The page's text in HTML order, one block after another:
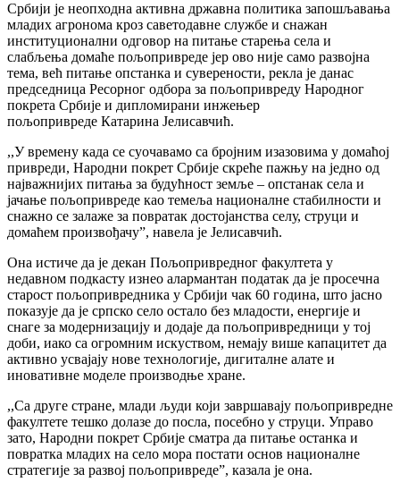
Србији је неопходна активна државна политика запошљавања
младих агронома кроз саветодавне службе и снажан
институционални одговор на питање старења села и
слабљења домаће пољопривреде јер ово није само развојна
тема, већ питање опстанка и суверености, рекла је данас
председница Ресорног одбора за пољопривреду Народног
покрета Србије и дипломирани инжењер
пољопривреде Катарина Јелисавчић.
,,У времену када се суочавамо са бројним изазовима у домаћој
привреди, Народни покрет Србије скреће пажњу на једно од
најважнијих питања за будућност земље – опстанак села и
јачање пољопривреде као темеља националне стабилности и
снажно се залаже за повратак достојанства селу, струци и
домаћем произвођачу”, навела је Јелисавчић.
Она истиче да је декан Пољопривредног факултета у
недавном подкасту изнео алармантан податак да је просечна
старост пољопривредника у Србији чак 60 година, што јасно
показује да је српско село остало без младости, енергије и
снаге за модернизацију и додаје да пољопривредници у тој
доби, иако са огромним искуством, немају више капацитет да
активно усвајају нове технологије, дигиталне алате и
иновативне моделе производње хране.
,,Са друге стране, млади људи који завршавају пољопривредне
факултете тешко долазе до посла, посебно у струци. Управо
зато, Народни покрет Србије сматра да питање останка и
повратка младих на село мора постати основ националне
стратегије за развој пољопривреде”, казала је она.